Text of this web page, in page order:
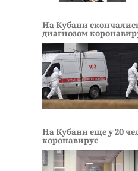
На Кубани
диагнозом
На Кубани еще у 20
коронавирус